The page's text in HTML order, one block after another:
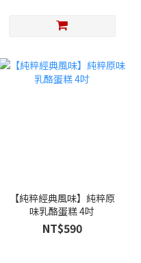
【純粹經典風味】純粹原
味乳酪蛋糕 4吋
NT$590